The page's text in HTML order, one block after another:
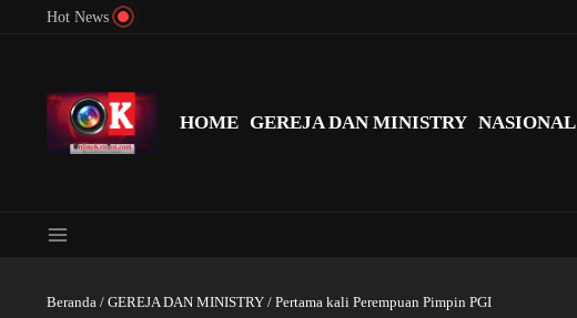
Lewati ke konten
Hot News
HOME GEREJA DAN MINISTRY NASIONAL
Beranda / GEREJA DAN MINISTRY / Pertama kali Perempuan Pimpin PGI